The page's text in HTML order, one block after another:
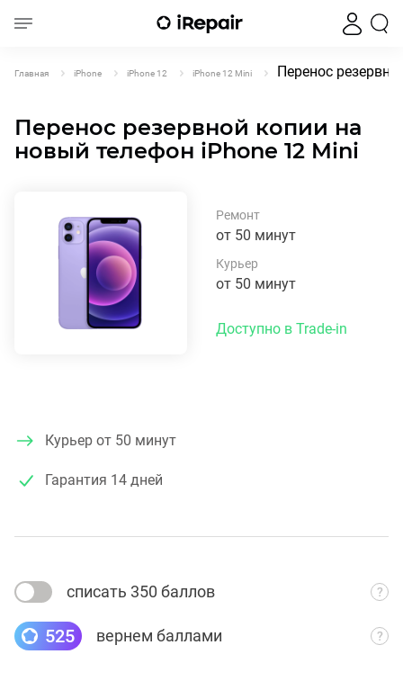
Главная iPhone iPhone 12 iPhone 12 Mini Перенос
Перенос резервной копии на
новый телефон iPhone 12 Mini
Ремонт
от 50 минут
Курьер
от 50 минут
Доступно в Trade-in
Курьер от 50 минут
Гарантия 14 дней
списать 350 баллов
525 вернем баллами